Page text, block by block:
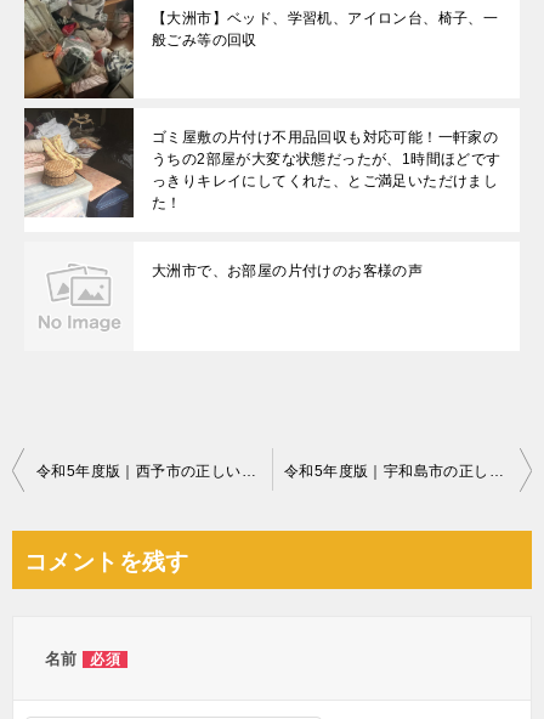
【大洲市】ベッド、学習机、アイロン台、椅子、一
般ごみ等の回収
ゴミ屋敷の片付け不用品回収も対応可能！一軒家の
うちの2部屋が大変な状態だったが、1時間ほどです
っきりキレイにしてくれた、とご満足いただけまし
た！
大洲市で、お部屋の片付けのお客様の声
投
ビ
令和5年度版｜西予市の正しいゴミの分別方法・出し方・捨て方の全情報 令和5年度版｜宇和島市の正しいゴミの分別方法・出し方・捨て方の全情報
コメントを残す
名前 必須